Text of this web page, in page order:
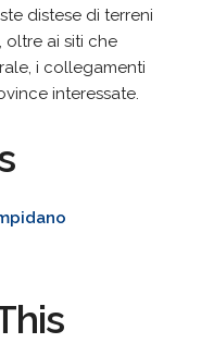
distese di terreni
oltre ai siti che
i collegamenti
interessate.